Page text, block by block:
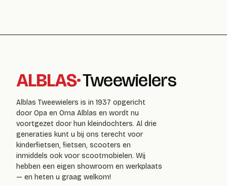
ALBLAS·Tweewielers
Alblas Tweewielers is in 1937 opgericht
door Opa en Oma Alblas en wordt nu
voortgezet door hun kleindochters. Al drie
generaties kunt u bij ons terecht voor
kinderfietsen, fietsen, scooters en
inmiddels ook voor scootmobielen. Wij
hebben een eigen showroom en werkplaats
— en heten u graag welkom!